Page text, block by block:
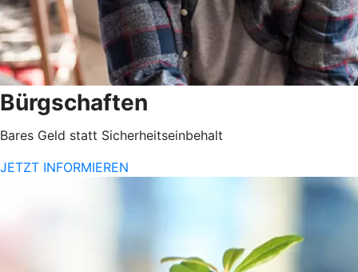
Bürgschaften
Bares Geld statt Sicherheitseinbehalt
JETZT INFORMIEREN